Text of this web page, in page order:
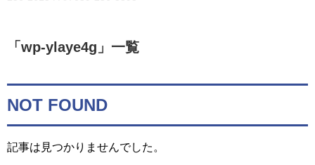
「wp-ylaye4g 」 一覧
NOT FOUND
記事は見つかりませんでした。